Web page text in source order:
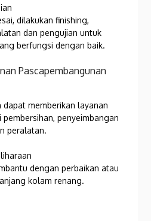
dilakukan finishing,
dan pengujian untuk
berfungsi dengan baik.
Pascapembangunan
memberikan layanan
penyeimbangan
peralatan.
dengan perbaikan atau
kolam renang.